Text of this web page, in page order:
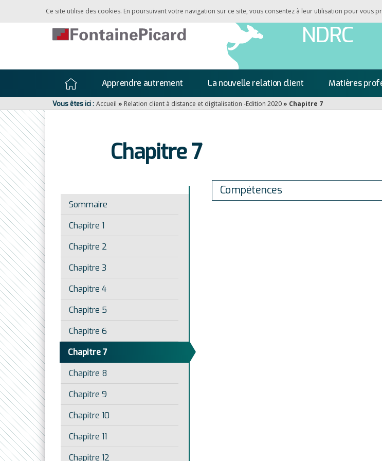
NDRC
Apprendre autrement La nouvelle relation client Matières
Vous êtes ici : Accueil » Relation client à distance et digitalisation -Edition 2020» Chapitre 7
Chapitre 7
Sommaire
Chapitre 1
Chapitre 2
Chapitre 3
Chapitre 4
Chapitre 5
Chapitre 6
Chapitre 7
Chapitre 8
Chapitre 9
Chapitre 10
Chapitre 11
Chapitre 12
Compétences
Ce site utilise des cookies. En poursuivant votre navigation sur ce site, vous consentez à leur utilisation pour vous